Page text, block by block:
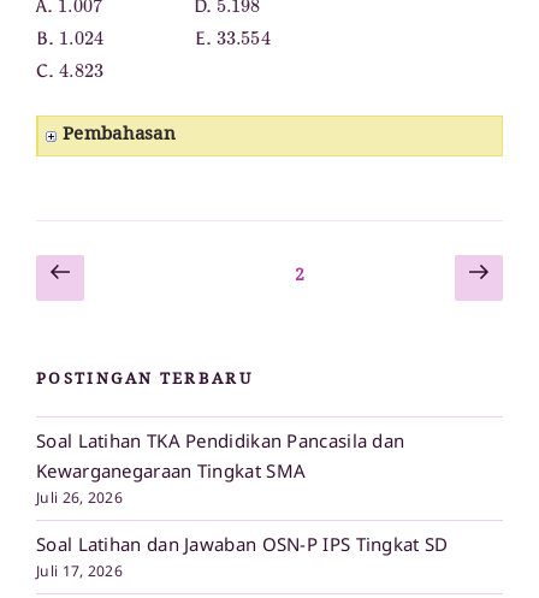
A.
D.
B. 1.024E. 33.554
C. 4.823
Pembahasan
Paginasi
pos
Laman
sebelumnya
Laman2
POSTINGAN TERBARU
Soal Latihan TKA Pendidikan Pancasila dan
Kewarganegaraan Tingkat SMA
Juli 26, 2026
Soal Latihan dan Jawaban OSN-P IPS Tingkat SD
Juli 17, 2026